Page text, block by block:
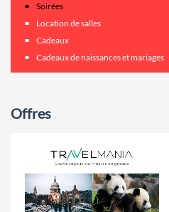
Soirées
Location de salles
Cadeaux
Cadeaux de naissances et mariages
Offres